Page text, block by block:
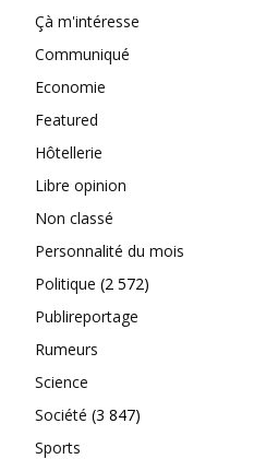
Çà m'intéresse
Communiqué
Economie
Featured
Hôtellerie
Libre opinion
Non classé
Personnalité du mois
Politique (2 572)
Publireportage
Rumeurs
Science
Société (3 847)
Sports